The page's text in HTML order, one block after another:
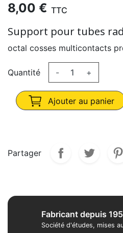
8,00 € TTC
Support pour tubes
octal cosses multicontacts
Quantité - +
Ajouter au panier
Partager
Fabricant depuis
Société d'études, mises